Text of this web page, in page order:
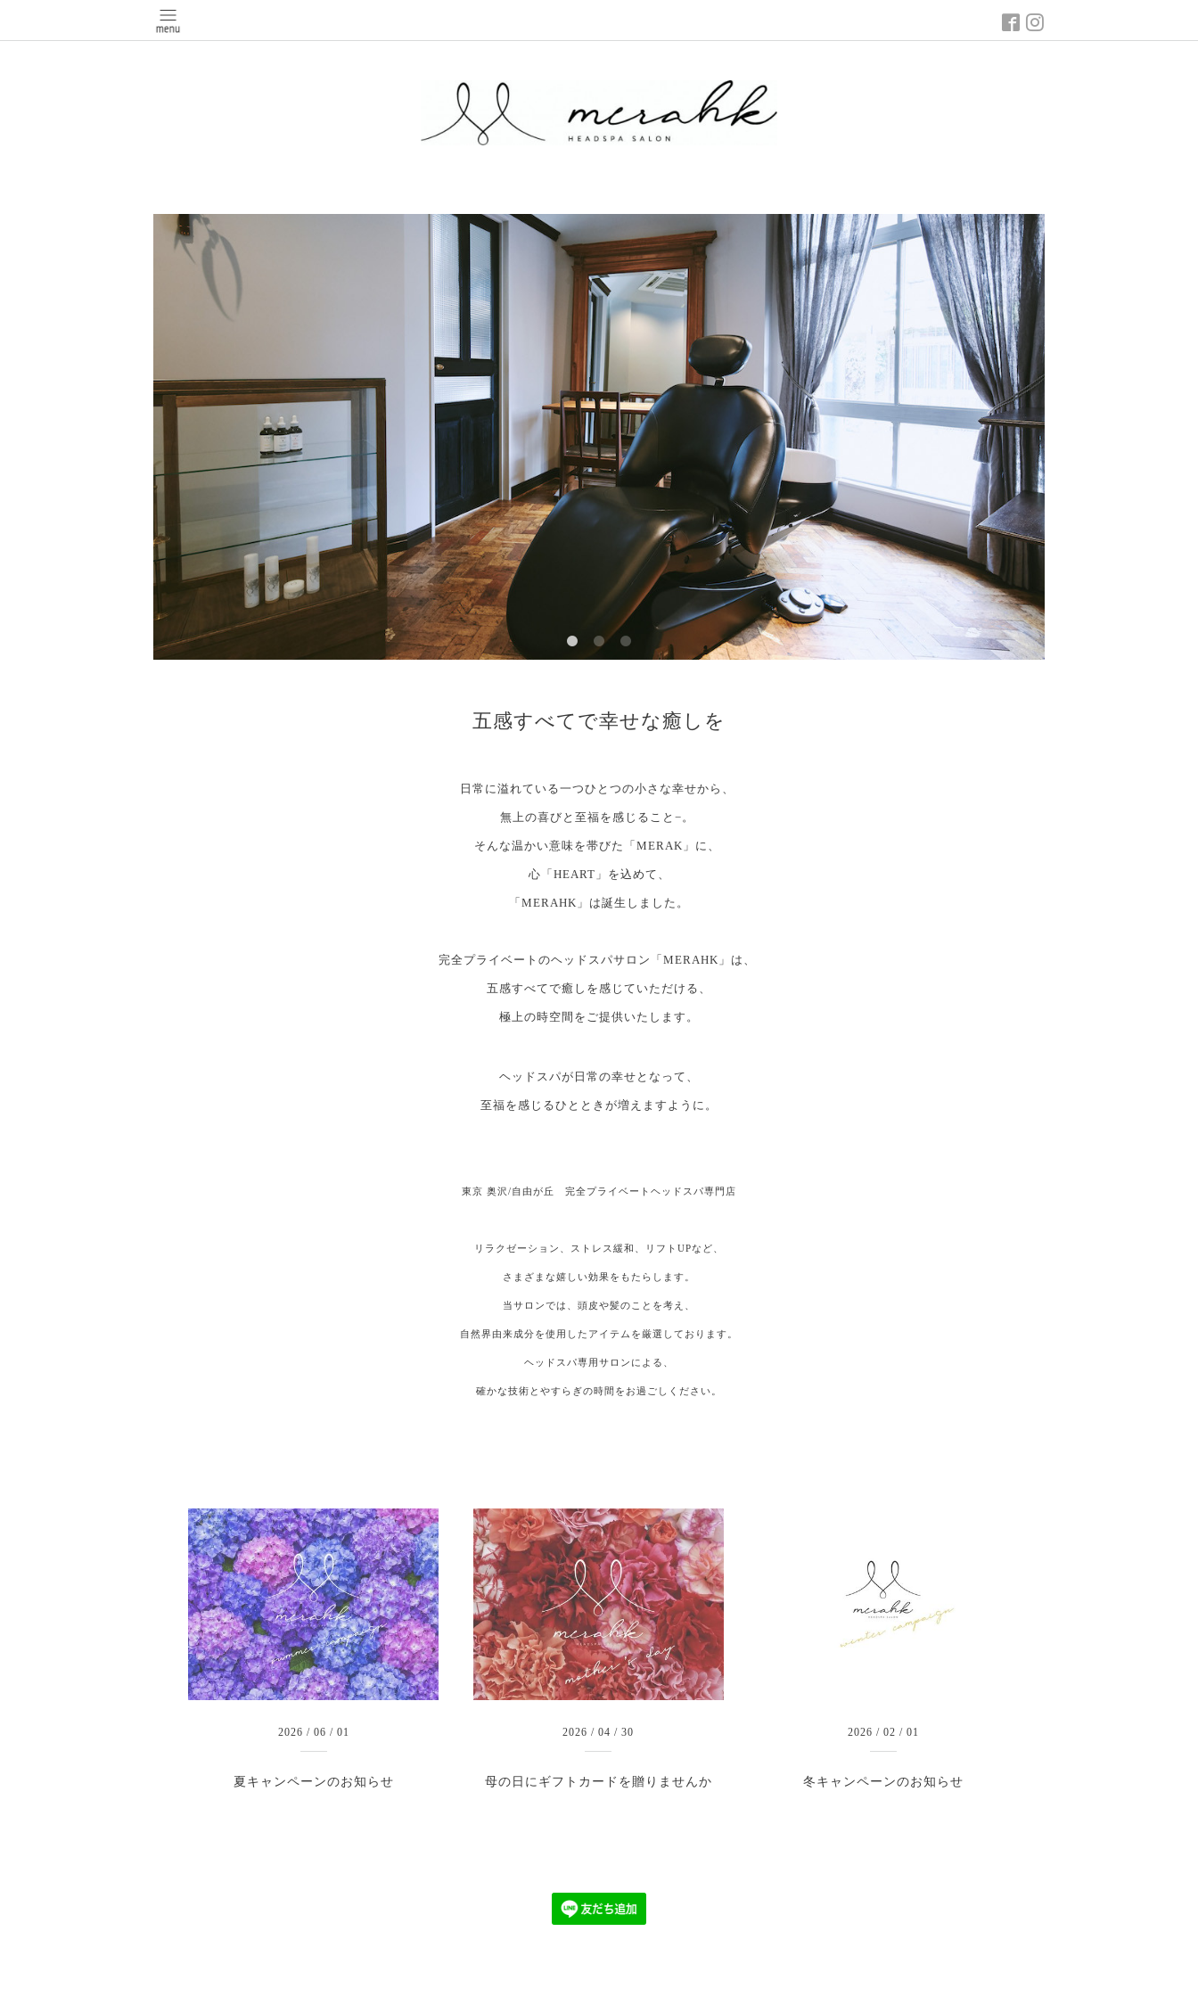
五感すべてで幸せな癒しを
日常に溢れている一つひとつの小さな幸せから、
無上の喜びと至福を感じること−。
そんな温かい意味を帯びた「MERAK」に、
心「HEART」を込めて、
「MERAHK」は誕生しました。
完全プライベートのヘッドスパサロン「MERAHK」は、
五感すべてで癒しを感じていただける、
極上の時空間をご提供いたします。
ヘッドスパが日常の幸せとなって、
至福を感じるひとときが増えますように。
東京 奥沢/自由が丘 完全プライベートヘッドスパ専門店
リラクゼーション、ストレス緩和、リフトUPなど、
さまざまな嬉しい効果をもたらします。
当サロンでは、頭皮や髪のことを考え、
自然界由来成分を使用したアイテムを厳選しております。
ヘッドスパ専用サロンによる、
確かな技術とやすらぎの時間をお過ごしください。
2026 / 06 / 01
夏キャンペーンのお知らせ
2026 /04 /30
母の日にギフトカードを贈りませんか
2026 /02 /01
冬キャンペーンのお知らせ